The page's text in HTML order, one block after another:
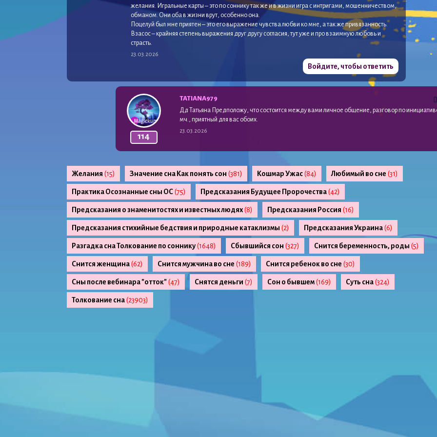
желания. Игральные карты – это по соннику так же и в жизни игра с интригами, мошенничеством,
обманом. Они оба в жизни врут, особенно она.
Поцелуй был мне приятен – это его выражение чувства любви ко мне, а так же привязанность.
Взасос – крайняя степень выражения друг другу согласия, тут уже и про взаимную любовь и
страсть.
23.03.2026
Войдите, чтобы ответить
114
TATIANА979
Дд Татьяна Предположу, что состоится между вами личное общение, разговор по
мч., приятный для вас обоих.
23.03.2026
Желания (15) Значение сна Как понять сон (381) Кошмар Ужас(84) Любимый во сне (31)
Практика Осознанные сны ОС(75) Предсказания Будущее Пророчества(42)
Предсказания о знаменитостях и известных людях(8) Предсказания Россия (16)
Предсказания стихийные бедствия и природные катаклизмы (2) Предсказания Украина(6)
Разгадка сна Толкование по соннику(1648) Сбывшийся сон (327) Снится беременность, роды (5)
Снится женщина(62) Снится мужчина во сне (189) Снится ребенок во сне (30)
Сны после вебинара "отток"(47) Снятся деньги (7) Сон о бывшем(169) Суть сна(324)
Толкование сна(23903)